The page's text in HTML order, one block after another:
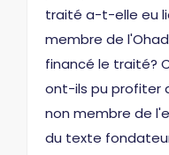
traité a-t-elle eu
membre de
financé le traité?
ont-ils pu profiter
non membre de
du texte